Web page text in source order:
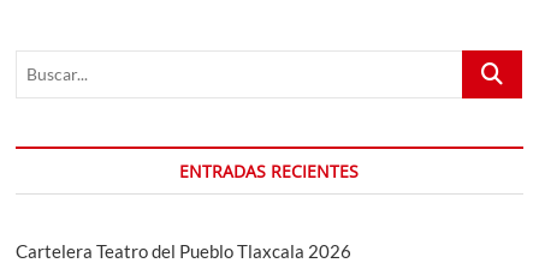
DIPUTADOS
POR
PRI
Buscar...
ENTRADAS RECIENTES
Cartelera Teatro del Pueblo Tlaxcala 2026